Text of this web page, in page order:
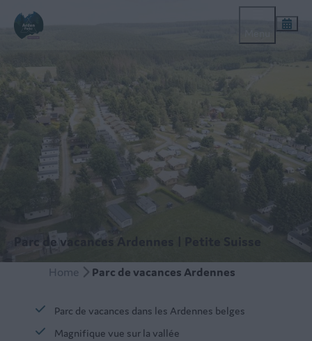
Parc de vacances Ardennes | Petite Suisse
Home Parc de vacances Ardennes
Parc de vacances dans les Ardennes belges
Magnifique vue sur la vallée